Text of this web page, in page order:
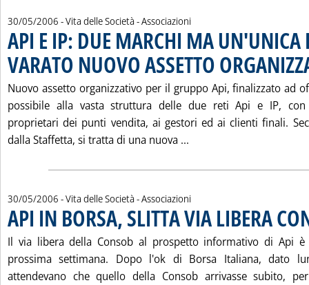
30/05/2006 - Vita delle Società - Associazioni
API E IP: DUE MARCHI MA UN'UNICA
VARATO NUOVO ASSETTO
Nuovo assetto organizzativo per il gruppo Api, finalizzato ad
possibile alla vasta struttura delle due reti Api e IP,
proprietari dei punti vendita, ai gestori ed ai clienti finali.
dalla Staffetta, si tratta di una nuova ...
30/05/2006 - Vita delle Società - Associazioni
API IN BORSA, SLITTA VIA LIBERA
Il via libera della Consob al prospetto informativo di Api
prossima settimana. Dopo l'ok di Borsa Italiana, dato
attendevano che quello della Consob arrivasse subito,